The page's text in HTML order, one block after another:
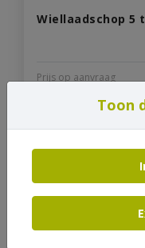
Wiellaadschop 5
Prijs op aanvraag
Toon